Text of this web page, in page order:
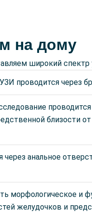
на дому
широкий спектр
проводится через
близости
анальное
морфологическое и
желудочков и